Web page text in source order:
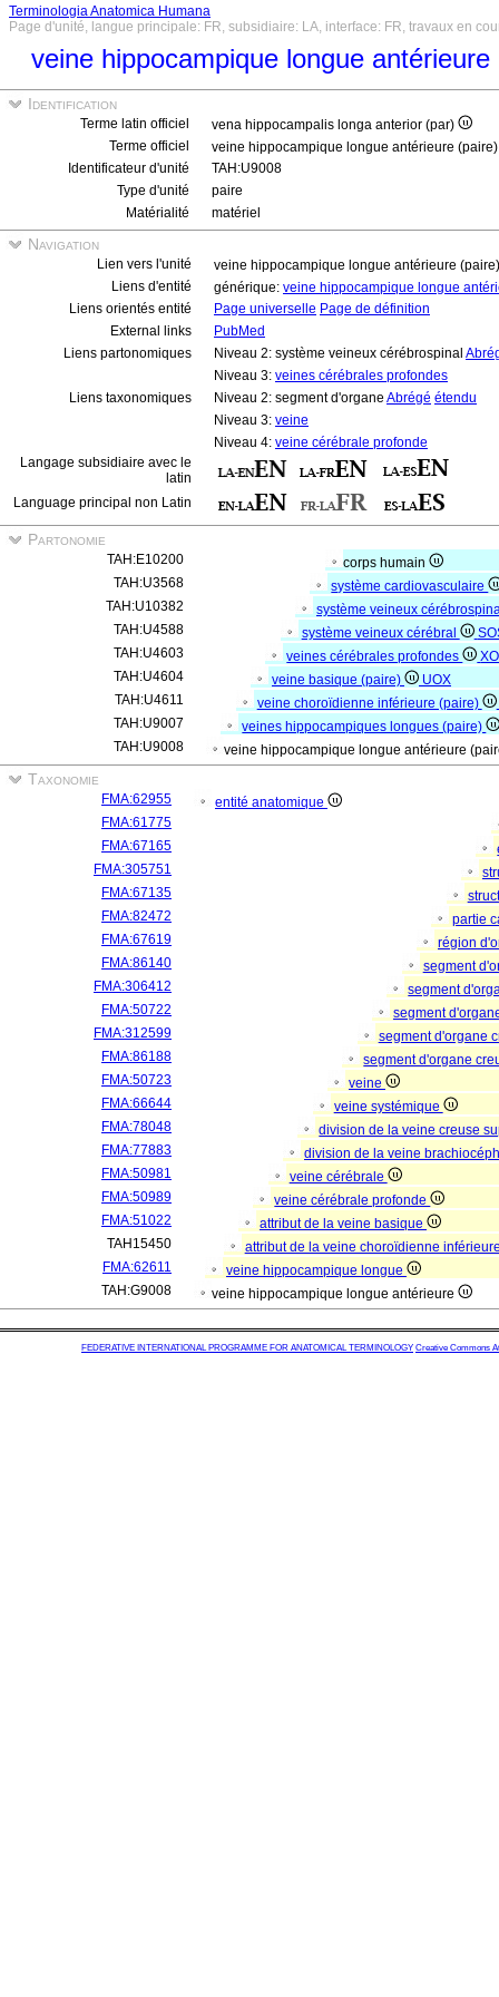
Terminologia Anatomica Humana
Page d'unité, langue principale: FR, subsidiaire: LA, interface: FR, travaux en
veine hippocampique longue
Identification
Terme latin officiel
vena hippocampalis longa anterior (par)
Terme officiel
veine hippocampique longue antérieure
Identificateur d'unité
TAH:U9008
Type d'unité
paire
Matérialité
matériel
Navigation
Lien vers l'unité
veine hippocampique longue antérieure
Liens d'entité
générique: veine hippocampique longue
Liens orientés entité
Page universelle Page de définition
External links
PubMed
Liens partonomiques
Niveau 2: système veineux cérébrospinal
Niveau 3: veines cérébrales profondes
Liens taxonomiques
Niveau 2: segment d'organe Abrégé étendu
Niveau 3: veine
Niveau 4: veine cérébrale profonde
Langage subsidiaire avec le
latin
Language principal non Latin
Partonomie
TAH:E10200
corps humain
TAH:U3568
système cardiovasculaire
TAH:U10382
système veineux
TAH:U4588
système veineux cérébral
TAH:U4603
veines cérébrales profondes
TAH:U4604
veine basique (paire)
UOX
TAH:U4611
veine choroïdienne inférieure (paire)
TAH:U9007
veines hippocampiques longues (paire)
TAH:U9008
veine hippocampique longue antérieure
Taxonomie
FMA:62955
entité anatomique
FMA:61775
FMA:67165
FMA:305751
FMA:67135
FMA:82472
partie
FMA:67619
région
FMA:86140
segment
FMA:306412
segment
FMA:50722
segment
FMA:312599
segment d'organe
FMA:86188
segment d'organe
FMA:50723
veine
FMA:66644
veine systémique
FMA:78048
division de la veine creuse
FMA:77883
division de la veine
FMA:50981
veine cérébrale
FMA:50989
veine cérébrale profonde
FMA:51022
attribut de la veine basique
TAH15450
attribut de la veine choroïdienne
FMA:62611
veine hippocampique longue
TAH:G9008
veine hippocampique longue antérieure
FEDERATIVE INTERNATIONAL PROGRAMME FOR ANATOMICAL TERMINOLOGY Creative Commons